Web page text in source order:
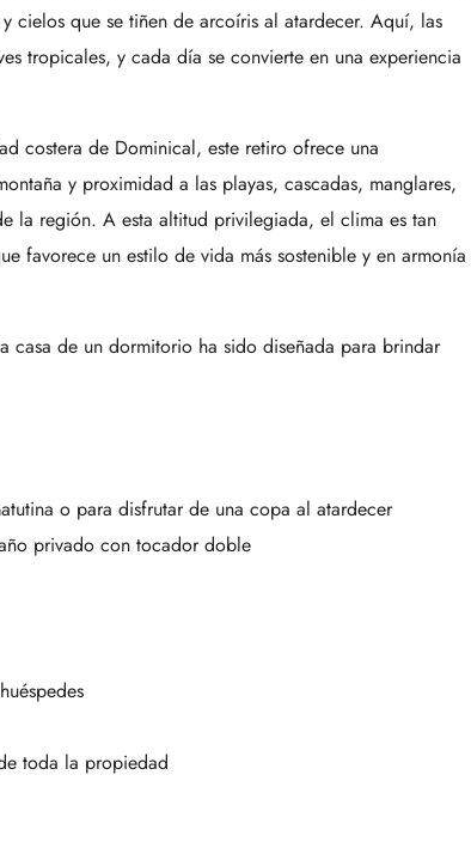
cielos que se tiñen de arcoíris al atardecer. Aquí, las
tropicales, y cada día se convierte en una experiencia
costera de Dominical, este retiro ofrece una
y proximidad a las playas, cascadas, manglares,
la región. A esta altitud privilegiada, el clima es tan
favorece un estilo de vida más sostenible y en armonía
casa de un dormitorio ha sido diseñada para brindar
o para disfrutar de una copa al atardecer
privado con tocador doble
toda la propiedad